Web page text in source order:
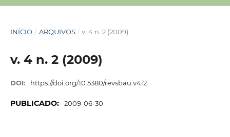
INÍCIO / ARQUIVOS / v. 4 n. 2 (2009)
v. 4 n. 2 (2009)
DOI: https://doi.org/10.5380/revsbau.v4i2
PUBLICADO: 2009-06-30